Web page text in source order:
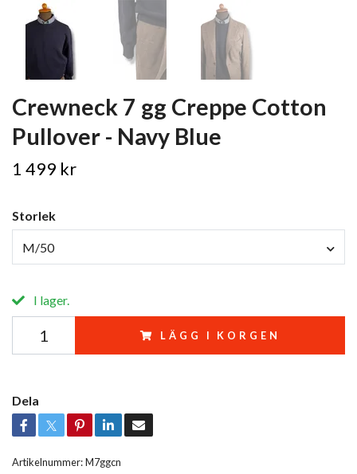
Crewneck 7 gg Creppe Cotton
Pullover - Navy Blue
1 499 kr
Storlek
M/50
I lager.
LÄGG I KORGEN
Dela
Artikelnummer:M7ggcn